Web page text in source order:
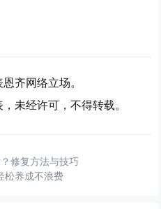
齐网络立场。
未经许可，不得转载。
修复方法与技巧
松养成不浪费